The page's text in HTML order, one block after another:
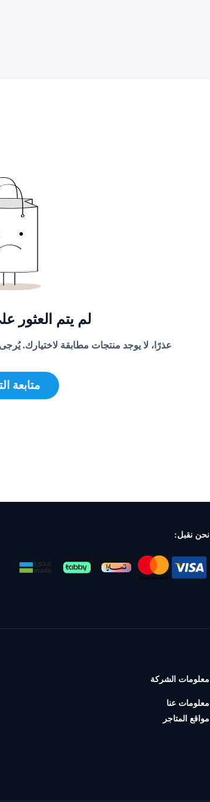
لم يتم العثور
عذرًا، لا يوجد منتجات مطابقة لاختيارك.
متابعة
نحن نقبل:
معلومات الشركة
معلومات عنا
مواقع المتاجر